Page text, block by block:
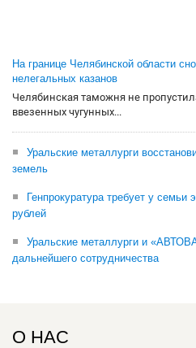
На границе Челябинской области
нелегальных казанов
Челябинская таможня не
ввезенных чугунных...
Уральские металлурги
земель
Генпрокуратура требует у
рублей
Уральские металлурги и
дальнейшего сотрудничества
О НАС